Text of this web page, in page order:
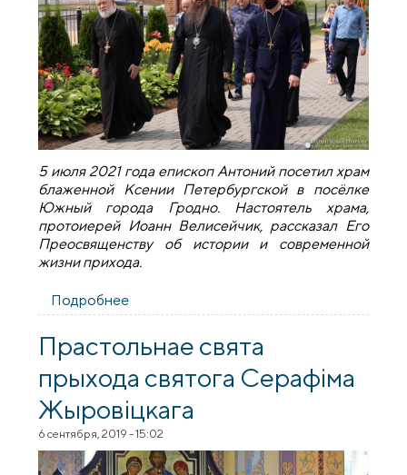
5 июля 2021 года епископ Антоний посетил храм
блаженной Ксении Петербургской в посёлке
Южный города Гродно. Настоятель храма,
протоиерей Иоанн Велисейчик, рассказал Его
Преосвященству об истории и современной
жизни прихода.
Подробнее
микрорайона "Южный" в Гродно
Прастольнае свята
прыхода святога Серафіма
Жыровіцкага
6 сентября, 2019 - 15:02